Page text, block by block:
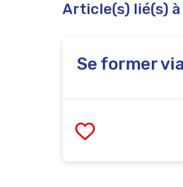
Article(s) lié(s)
Se former